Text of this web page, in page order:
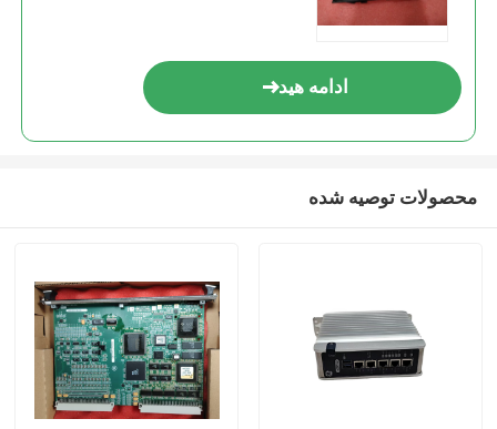
ادامه هید
محصولات توصیه شده